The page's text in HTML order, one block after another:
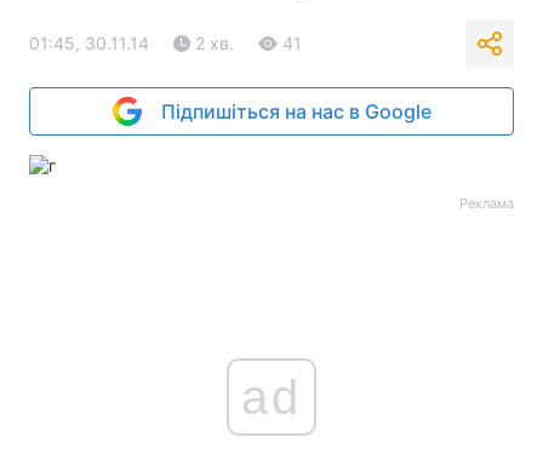
01:45, 30.11.14 2 хв. 41
Підпишіться на нас в Google
Реклама
ad